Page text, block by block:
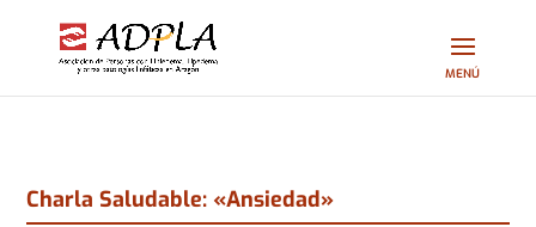
Charla Saludable: «Ansiedad»